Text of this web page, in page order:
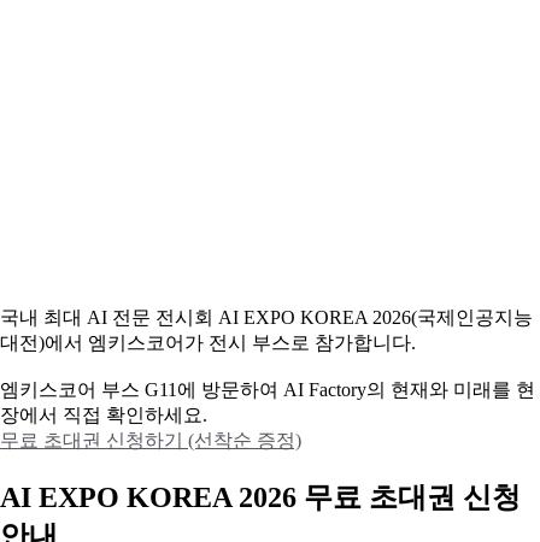
국내 최대 AI 전문 전시회 AI EXPO KOREA 2026(국제인공지능
대전)에서 엠키스코어가 전시 부스로 참가합니다.
엠키스코어 부스 G11에 방문하여 AI Factory의 현재와 미래를 현
장에서 직접 확인하세요.
무료 초대권 신청하기 (선착순 증정)
AI EXPO KOREA 2026 무료 초대권 신청